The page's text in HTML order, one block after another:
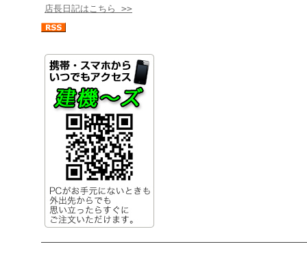
店長日記はこちら >>